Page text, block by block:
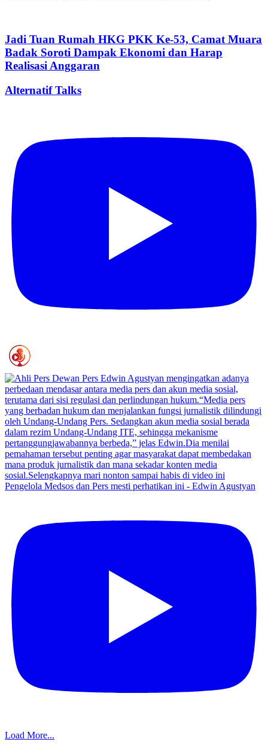
Jadi Tuan Rumah HKG PKK Ke-53, Camat Muara
Badak Soroti Dampak Ekonomi dan Harap
Realisasi Anggaran
Alternatif Talks
Pengelola Medsos dan Pers mesti perhatikan ini - Edwin Agustyan
Load More...